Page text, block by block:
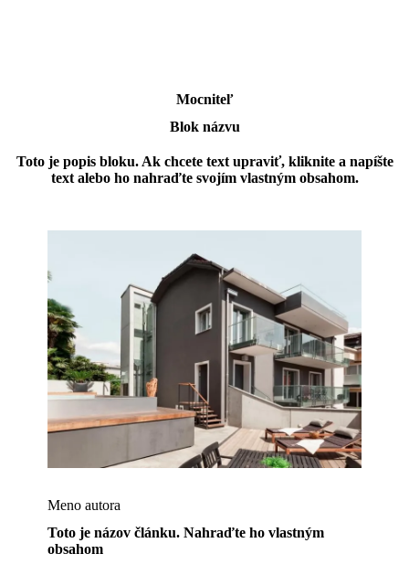
Mocniteľ
Blok názvu
Toto je popis bloku. Ak chcete text upraviť, kliknite a napíšte
text alebo ho nahraďte svojím vlastným obsahom.
Meno autora
Toto je názov článku. Nahraďte ho vlastným
obsahom